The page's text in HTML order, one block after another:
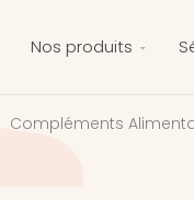
Nos produits
Compléments